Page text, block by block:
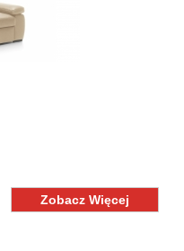
Zobacz Więcej